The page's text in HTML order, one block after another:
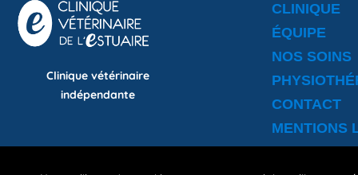
Clinique vétérinaire
indépendante
CLINIQUE
ÉQUIPE
NOS SOINS
CONTACT
MENTIONS